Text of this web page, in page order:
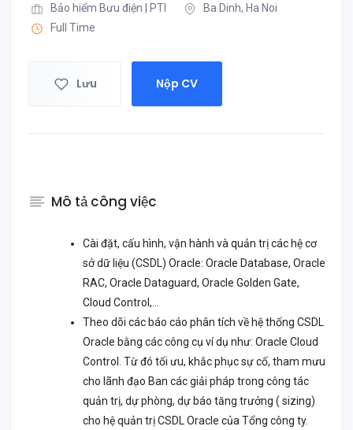
Bảo hiểm Bưu điện | PTI
Ba Dinh, Ha Noi
Full Time
Lưu Nộp CV
Mô tả công việc
Cài đặt, cấu hình, vận hành và quản trị các hệ cơ
sở dữ liệu (CSDL) Oracle: Oracle Database, Oracle
RAC, Oracle Dataguard, Oracle Golden Gate,
Cloud Control,…
Theo dõi các báo cáo phân tích về hệ thống CSDL
Oracle bằng các công cụ ví dụ như: Oracle Cloud
Control. Từ đó tối ưu, khắc phục sự cố, tham mưu
cho lãnh đạo Ban các giải pháp trong công tác
quản trị, dự phòng, dự báo tăng trưởng ( sizing)
cho hệ quản trị CSDL Oracle của Tổng công ty.